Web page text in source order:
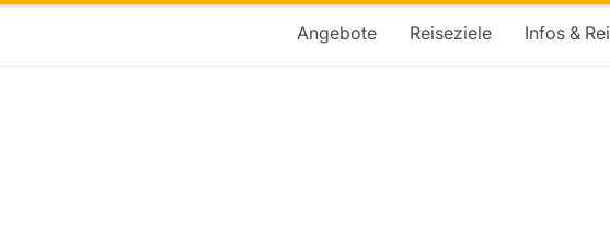
Angebote Reiseziele Infos &